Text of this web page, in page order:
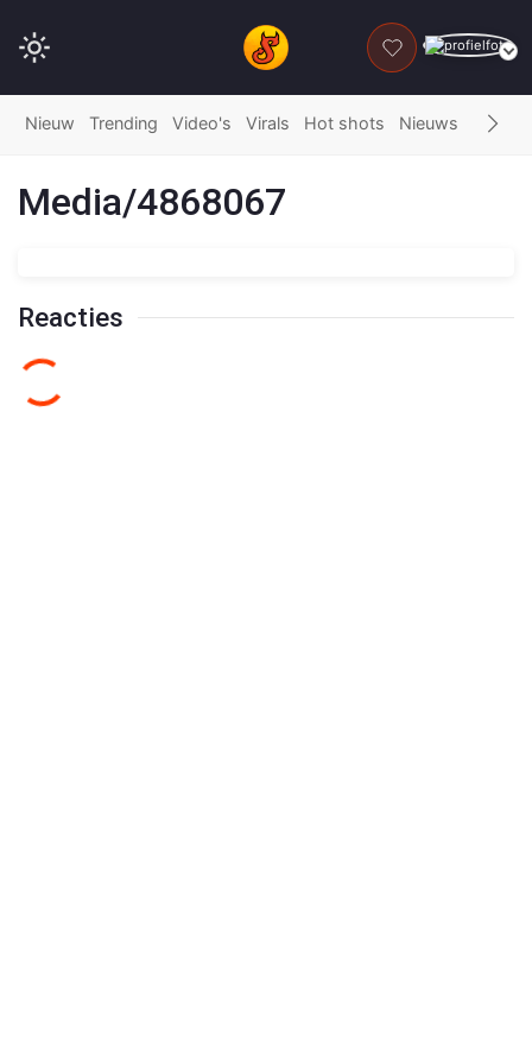
DONEER
Nieuw Trending Video's Virals Hot shots Nieuws Fails
Media/4868067
Reacties